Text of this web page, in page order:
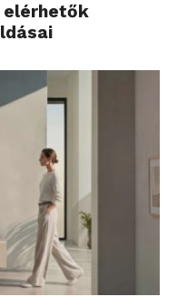
elérhetők